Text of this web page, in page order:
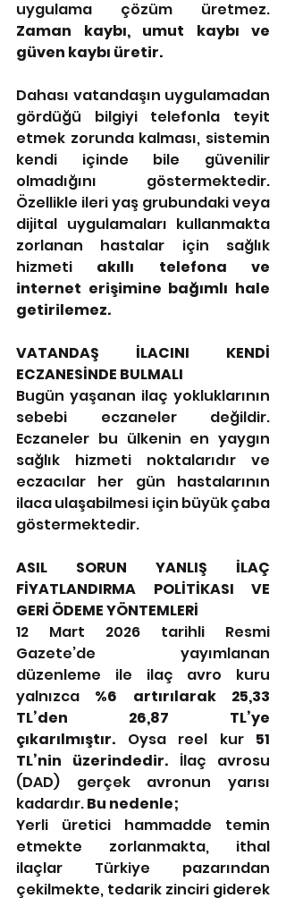
Zaman kaybı, umut kaybı ve
güven kaybı üretir.
Dahası vatandaşın uygulamadan
gördüğü bilgiyi telefonla teyit
etmek zorunda kalması, sistemin
kendi içinde bile güvenilir
olmadığını göstermektedir.
Özellikle ileri yaş grubundaki veya
dijital uygulamaları kullanmakta
zorlanan hastalar için sağlık
hizmeti akıllı telefona ve
internet erişimine bağımlı hale
getirilemez.
VATANDAŞ İLACINI KENDİ
ECZANESİNDE BULMALI
Bugün yaşanan ilaç yokluklarının
sebebi eczaneler değildir.
Eczaneler bu ülkenin en yaygın
sağlık hizmeti noktalarıdır ve
eczacılar her gün hastalarının
ilaca ulaşabilmesi için büyük çaba
göstermektedir.
ASIL SORUN YANLIŞ İLAÇ
FİYATLANDIRMA POLİTİKASI VE
GERİ ÖDEME YÖNTEMLERİ
12 Mart 2026 tarihli Resmi
Gazete’de yayımlanan
düzenleme ile ilaç avro kuru
yalnızca %6 artırılarak 25,33
TL’den 26,87 TL’ye
çıkarılmıştır. Oysa reel kur 51
TL’nin üzerindedir. İlaç avrosu
(DAD) gerçek avronun yarısı
kadardır. Bu nedenle;
Yerli üretici hammadde temin
etmekte zorlanmakta, ithal
ilaçlar Türkiye pazarından
çekilmekte, tedarik zinciri giderek